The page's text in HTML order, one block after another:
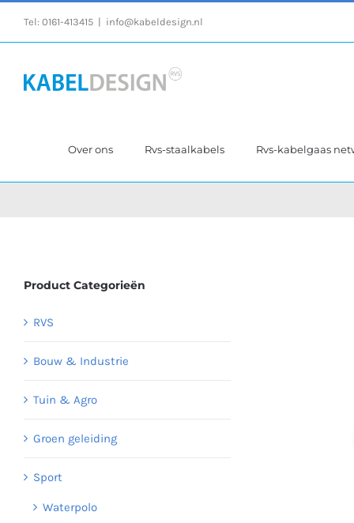
Tel: 0161-413415 info@kabeldesign.nl
Over ons Rvs-staalkabels Rvs-kabelgaas
Product Categorieën
RVS
Bouw & Industrie
Tuin & Agro
Groen geleiding
Sport
Waterpolo